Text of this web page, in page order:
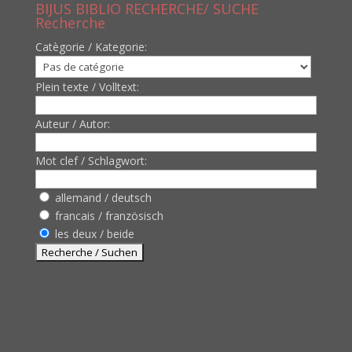
BIJUS BIBLIO RECHERCHE/ SUCHE
Recherche
Catègorie / Kategorie:
Plein texte / Volltext:
Auteur / Autor:
Mot clef / Schlagwort:
allemand / deutsch
francais / französisch
les deux / beide